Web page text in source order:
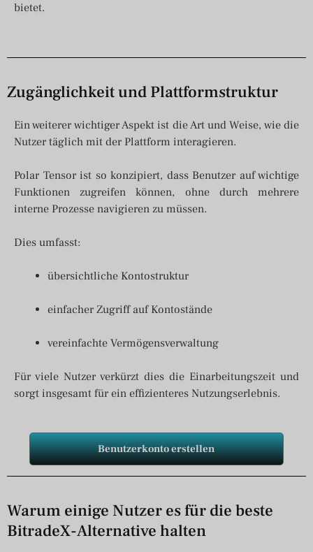
bietet.
Zugänglichkeit und Plattformstruktur
Ein weiterer wichtiger Aspekt ist die Art und Weise, wie die
Nutzer täglich mit der Plattform interagieren.
Polar Tensor ist so konzipiert, dass Benutzer auf wichtige
Funktionen zugreifen können, ohne durch mehrere
interne Prozesse navigieren zu müssen.
Dies umfasst:
übersichtliche Kontostruktur
einfacher Zugriff auf Kontostände
vereinfachte Vermögensverwaltung
Für viele Nutzer verkürzt dies die Einarbeitungszeit und
sorgt insgesamt für ein effizienteres Nutzungserlebnis.
Benutzerkonto erstellen
Warum einige Nutzer es für die beste
BitradeX-Alternative halten